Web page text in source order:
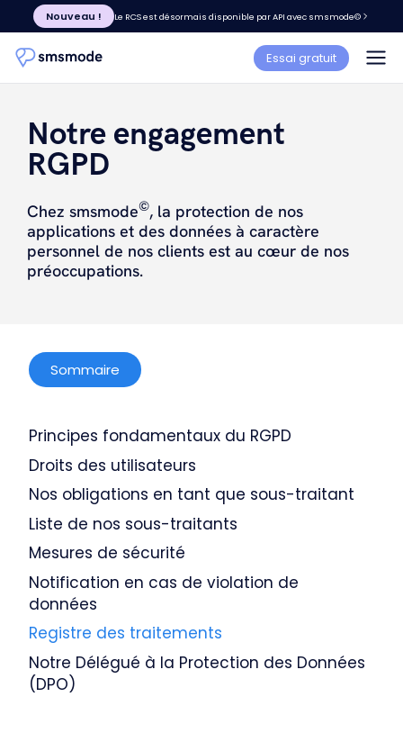
Nouveau ! Le RCS est désormais disponible par API avec smsmode©
Essai gratuit
Notre engagement
RGPD
Chez smsmode©, la protection de nos
applications et des données à caractère
personnel de nos clients est au cœur de nos
préoccupations.
Sommaire
Principes fondamentaux du RGPD
Droits des utilisateurs
Nos obligations en tant que sous-traitant
Liste de nos sous-traitants
Mesures de sécurité
Notification en cas de violation de
données
Registre des traitements
Notre Délégué à la Protection des Données
(DPO)